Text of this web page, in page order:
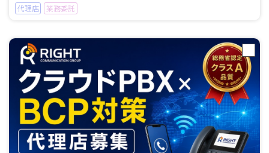
代理店 業務委託